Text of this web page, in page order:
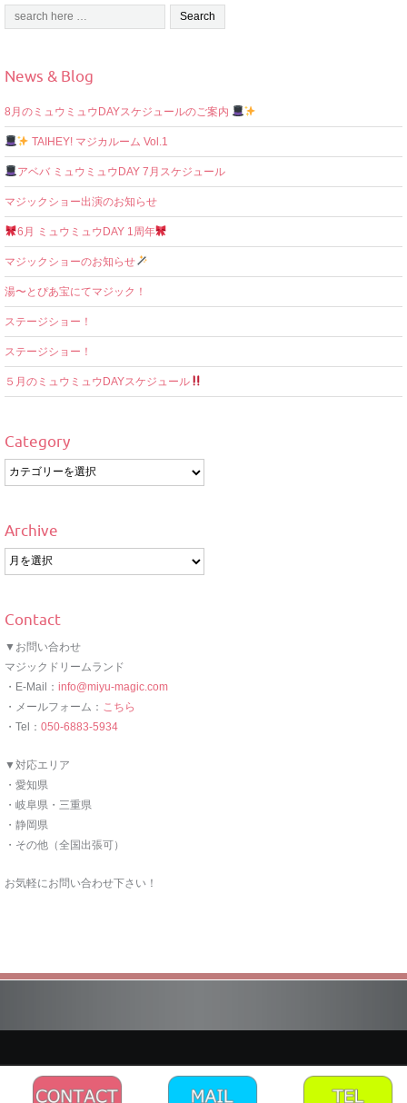
News & Blog
8月のミュウミュウDAYスケジュールのご案内
TAIHEY! マジカルーム Vol.1
アベバ ミュウミュウDAY 7月スケジュール
マジックショー出演のお知らせ
6月 ミュウミュウDAY 1周年
マジックショーのお知らせ
湯〜とぴあ宝にてマジック！
ステージショー！
ステージショー！
５月のミュウミュウDAYスケジュール
Category
Category
Archive
Archive
Contact
▼お問い合わせ
マジックドリームランド
・E-Mail： info@miyu-magic.com
・メールフォーム： こちら
・Tel： 050-6883-5934
▼対応エリア
・愛知県
・岐阜県・三重県
・静岡県
・その他（全国出張可）
お気軽にお問い合わせ下さい！
Copyright © 2026 Magic Dream Land. All rights reserved.